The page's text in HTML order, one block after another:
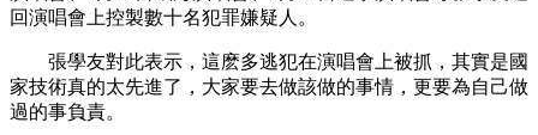
回演唱會上控製數十名犯罪嫌疑人。
張學友對此表示，這麽多逃犯在演唱會上被抓，其實是國
家技術真的太先進了，大家要去做該做的事情，更要為自己做
過的事負責。